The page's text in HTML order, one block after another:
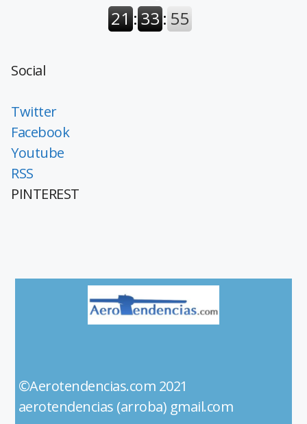
Social
Twitter
Facebook
Youtube
RSS
PINTEREST
©Aerotendencias.com 2021
aerotendencias (arroba) gmail.com